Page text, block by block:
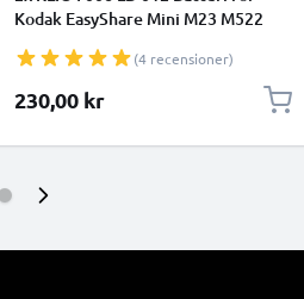
Kodak EasyShare Mini M23 M522
M577 M580 M583 M873 M883 Touch
M5370 M5350 PixPro FZ51 FZ52,
700mAh Kamera-ersättningsbatteri
(4 recensioner)
230,00 kr